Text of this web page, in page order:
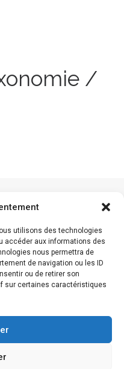
utilisons des technologies
accéder aux informations des
nous permettra de
de navigation ou les ID
ou de retirer son
sur certaines caractéristiques
/
réservés